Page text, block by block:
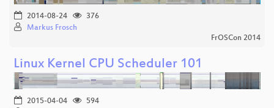
2014-08-24
376
Markus Frosch
FrOSCon 2014
Linux Kernel CPU Scheduler 101
2015-04-04
594